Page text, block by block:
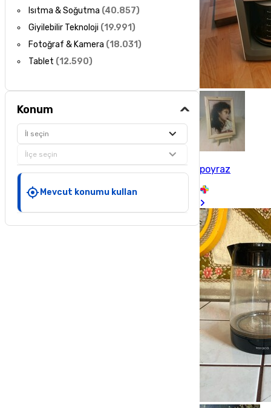
Isıtma & Soğutma (40.857)
Giyilebilir Teknoloji (19.991)
Fotoğraf & Kamera (18.031)
Tablet (12.590)
Konum
İl seçin
İlçe seçin
Mevcut konumu kullan
poyraz